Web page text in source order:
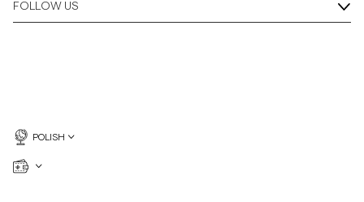
FOLLOW US
POLISH